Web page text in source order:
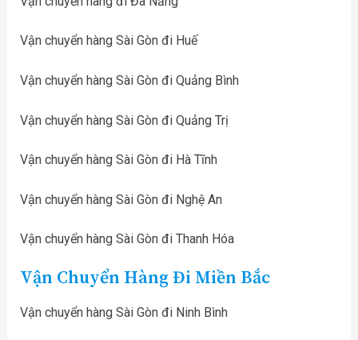
Vận chuyển hàng Sài Gòn đi Huế
Vận chuyển hàng Sài Gòn đi Quảng Bình
Vận chuyển hàng Sài Gòn đi Quảng Trị
Vận chuyển hàng Sài Gòn đi Hà Tĩnh
Vận chuyển hàng Sài Gòn đi Nghệ An
Vận chuyển hàng Sài Gòn đi Thanh Hóa
Vận Chuyển Hàng Đi Miền Bắc
Vận chuyển hàng Sài Gòn đi Ninh Bình